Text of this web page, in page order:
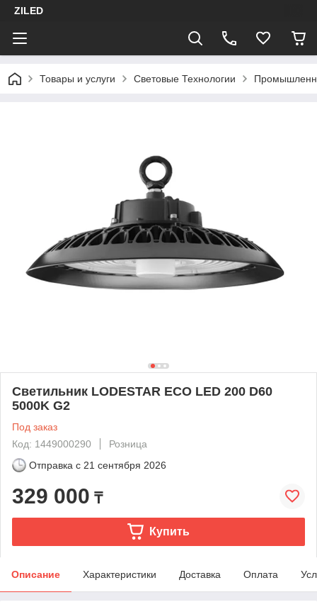
ZILED
Товары и услуги Световые Технологии
Светильник LODESTAR ECO LED 200 D60
5000K G2
Под заказ
Код: 1449000290
Розница
Отправка с 21 сентября 2026
329 000 ₸
Купить
Описание Характеристики Доставка Оплата